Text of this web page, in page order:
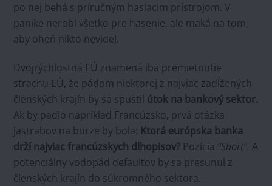
po nej behá s príručným hasiacim prístrojom. V
panike nerobí všetko pre hasenie, ale maká na tom,
aby oheň nikto nevidel.
Dvojrýchlostná EÚ znamená iba premietnutie
strachu EÚ, že pádom niektorej z najviac zadĺžených
členských krajín by sa spustil útok na bankový sektor.
Ak by padlo napríklad Francúzsko, prvá otázka
jastrabov na burze by bola: Ktorá európska banka
drží najviac francúzskych dlhopisov? Pozícia “Short”. A
potenciálny vodopád defaultov by sa presunul z
členských krajín do súkromného sektora.